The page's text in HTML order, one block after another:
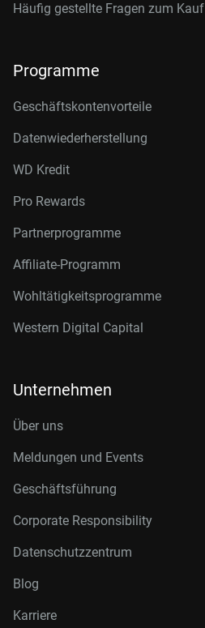
Häufig gestellte Fragen zum Kauf
Programme
Geschäftskontenvorteile
Datenwiederherstellung
WD Kredit
Pro Rewards
Partnerprogramme
Affiliate-Programm
Wohltätigkeitsprogramme
Western Digital Capital
Unternehmen
Über uns
Meldungen und Events
Geschäftsführung
Corporate Responsibility
Datenschutzzentrum
Blog
Karriere